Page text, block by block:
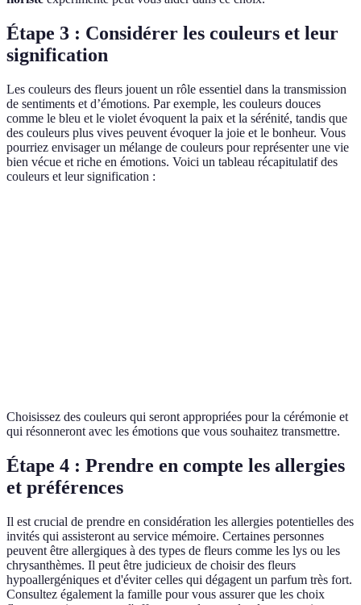
Étape 3 : Considérer les couleurs et leur
signification
Les couleurs des fleurs jouent un rôle essentiel dans la transmission
de sentiments et d’émotions. Par exemple, les couleurs douces
comme le bleu et le violet évoquent la paix et la sérénité, tandis que
des couleurs plus vives peuvent évoquer la joie et le bonheur. Vous
pourriez envisager un mélange de couleurs pour représenter une vie
bien vécue et riche en émotions. Voici un tableau récapitulatif des
couleurs et leur signification :
Choisissez des couleurs qui seront appropriées pour la cérémonie et
qui résonneront avec les émotions que vous souhaitez transmettre.
Étape 4 : Prendre en compte les allergies
et préférences
Il est crucial de prendre en considération les allergies potentielles des
invités qui assisteront au service mémoire. Certaines personnes
peuvent être allergiques à des types de fleurs comme les lys ou les
chrysanthèmes. Il peut être judicieux de choisir des fleurs
hypoallergéniques et d'éviter celles qui dégagent un parfum très fort.
Consultez également la famille pour vous assurer que les choix